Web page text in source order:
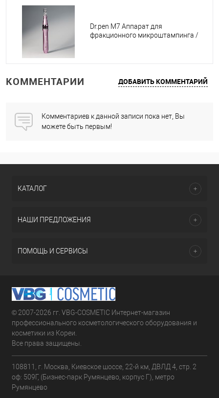
Dr.pen M7 Аппарат для
фракционного микроштампинга /
КОММЕНТАРИИ ДОБАВИТЬ КОММЕНТАРИЙ
Комментариев к данной записи пока нет, Вы
можете быть первым!
КАТАЛОГ
НАШИ ПРЕДЛОЖЕНИЯ
ПОМОЩЬ И СЕРВИСЫ
© 2007-2026 гг. VBG-COSMETIC Интернет-магазин
профессионального косметологического оборудования и
косметики из Кореи.
Все права защищены.
108811, г. Москва, Киевское шоссе, 22-й км, ДВЛД 4, стр. 2
оф: 509Г, (Бизнес-парк Румянцево, корпус Г), метро
Румянцево